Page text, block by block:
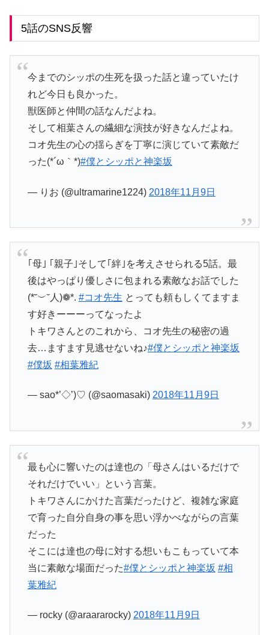
5話のSNS反響
今までのシッポの生死を扱った話と違っていたけ
れど今日も良かった。
獣医師と仲間の話なんだよね。
そして相葉さんの繊細な演技が好きなんだよね。
コオ先生の心の揺らぎを丁寧に演じていて素敵だ
った(*´ω｀*)#僕とシッポと神楽坂
— りお (@ultramarine1224) 2018年11月9日
｢母｣ ｢親子｣そして｢絆｣を考えさせられる5話。最
後はやっぱり優しさに包まれる素敵なお話でした
(*˘︶˘人)❁*. #コオ先生 とっても頼もしくてますま
す好きーーーってなったよ
トキワさんとのこれから、コオ先生の秘密の過
去…ますます見逃せないね♪#僕とシッポと神楽坂
#僕坂 #相葉雅紀
— sao*’◇’)♡ (@saomasaki) 2018年11月9日
最も心に響いたのは達也の「母さんはいるだけで
それだけでいい」という言葉。
トキワさんにかけた言葉だったけど、複雑な家庭
で育った自分自身の事を思い浮かべながらの言葉
だった
そこには達也の母に対する想いもこもっていて本
当に素敵な場面だった#僕とシッポと神楽坂 #相
葉雅紀
— rocky (@araararocky) 2018年11月9日